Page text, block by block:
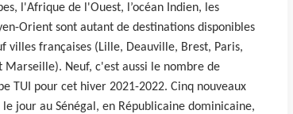
l'Afrique de l'Ouest, l’océan Indien, les
Orient sont autant de destinations disponibles
villes françaises (Lille, Deauville, Brest, Paris,
Marseille). Neuf, c'est aussi le nombre de
TUI pour cet hiver 2021-2022. Cinq nouveaux
jour au Sénégal, en Républicaine dominicaine,